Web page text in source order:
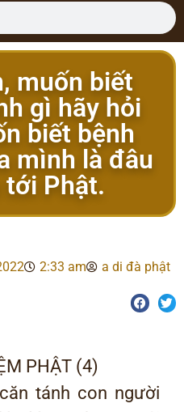
muốn biết
gì hãy hỏi
biết bệnh
mình là đâu
Phật.
2:33 am a di đà phật
PHẬT (4)
tánh con người